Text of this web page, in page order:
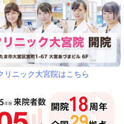
ニック大宮院はこちら